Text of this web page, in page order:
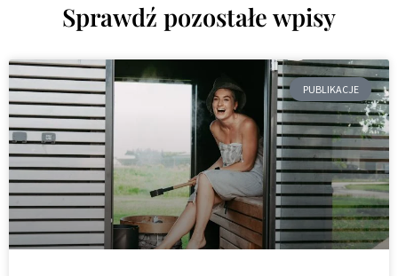
Sprawdź pozostałe wpisy
PUBLIKACJE